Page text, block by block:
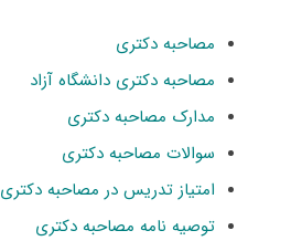
مصاحبه دکتری
مصاحبه دکتری دانشگاه آزاد
مدارک مصاحبه دکتری
سوالات مصاحبه دکتری
امتیاز تدریس در مصاحبه دکتری
توصیه نامه مصاحبه دکتری